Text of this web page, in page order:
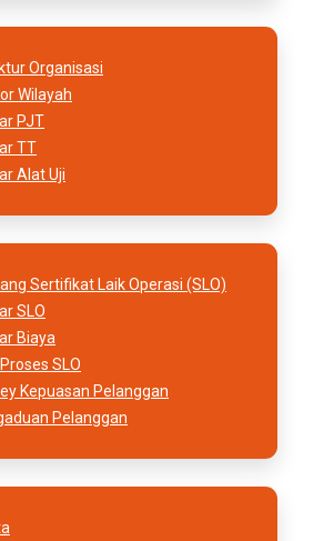
Organisasi
Wilayah
PJT
TT
Alat Uji
Sertifikat Laik Operasi (SLO)
SLO
Biaya
SLO
Kepuasan Pelanggan
Pelanggan